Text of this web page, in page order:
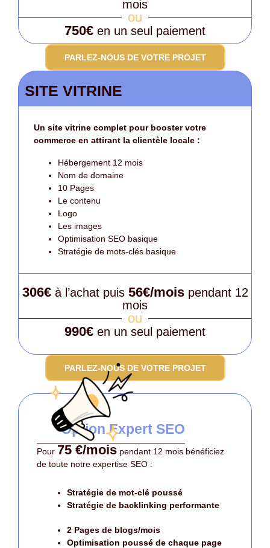
mois
ou
750€ en un seul paiement
PARLEZ-NOUS DE VOTRE PROJET
SITE VITRINE
Un site vitrine complet pour booster votre
commerce en attirant la clientèle locale :
Hébergement 12 mois
Nom de domaine
10 Pages
Le contenu
Logo
Les images
Optimisation SEO basique
Stratégie de mots-clés basique
306€ à l’achat puis 56€/mois pendant 12
mois
ou
990€ en un seul paiement
PARLEZ-NOUS DE VOTRE PROJET
Option Expert SEO
Pour 75 €/mois pendant 12 mois bénéficiez
de toute notre expertise SEO :
Stratégie de mot-clé poussé
Stratégie de backlinking performante
2 Pages de blogs/mois
Optimisation poussé de chaque page